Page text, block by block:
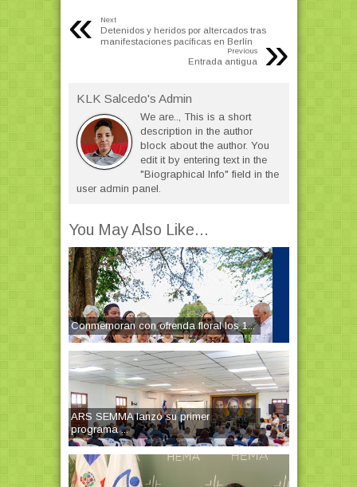
« Next
Detenidos y heridos por altercados tras
manifestaciones pacíficas en Berlín
»
Previous
Entrada antigua
KLK Salcedo's Admin
We are.., This is a short
description in the author
block about the author. You
edit it by entering text in the
"Biographical Info" field in the
user admin panel.
You May Also Like...
Conmemoran con ofrenda floral los 1...
ARS SEMMA lanzó su primer
programa ...